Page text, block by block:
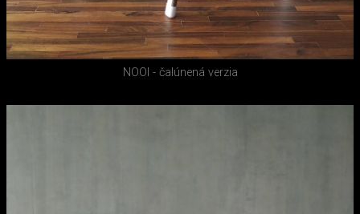
NOOI - čalúnená verzia